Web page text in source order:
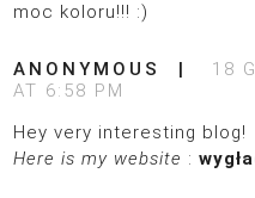
moc koloru!!! :)
ANONYMOUS
18
AT 6:58 PM
Hey very interesting blog!
Here is my website :